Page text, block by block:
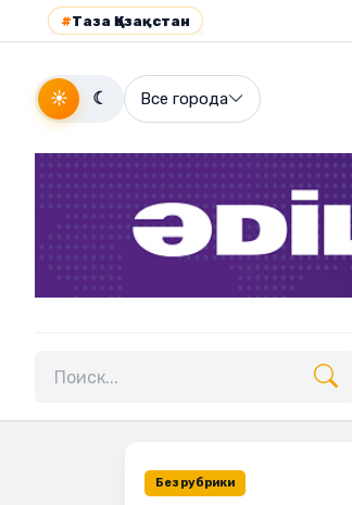
#Таза Қазақстан
☀ ☾ Все города
Поиск по сайту
Без рубрики